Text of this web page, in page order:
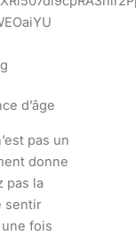
d’âge
pas un
donne
pas la
sentir
fois